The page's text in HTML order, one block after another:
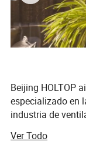
Beijing HOLTOP
especializado en
industria de
entre los nativos
Ver Todo